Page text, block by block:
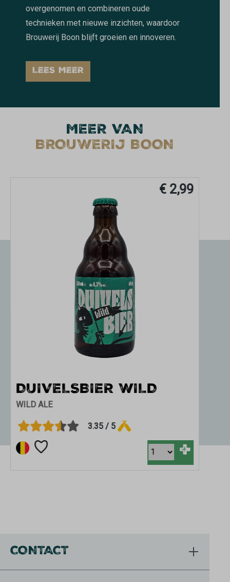
overgenomen en combineren oude
technieken met nieuwe inzichten, waardoor
Brouwerij Boon blijft groeien en innoveren.
LEES MEER
MEER VAN
BROUWERIJ BOON
€ 2,99
DUIVELSBIER WILD
WILD ALE
3.35 / 5
+
CONTACT